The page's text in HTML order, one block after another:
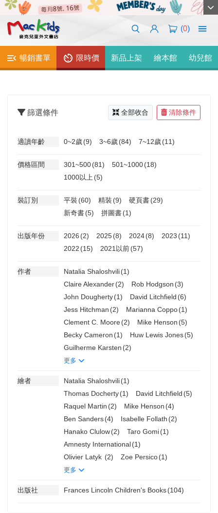
(0)
暢銷書單 限時價 新品上架 繪本館 幼兒館
篩選條件 全部收合 清除條件
適讀年齡 0~2歲(9) 3~6歲(84) 7~12歲(11)
價格區間 301~500(81) 501~1000(18)
1000以上 (5)
裝訂別 平裝 (60) 精裝 (9) 硬頁書(29)
新奇書(5) 拼圖書(1)
出版年份 2026 (2) 2025(8) 2024(8) 2023 (11)
2022 (15) 2021以前(57)
作者 Natalia Shaloshvili(1)
Claire Alexander(2) Rob Hodgson (3)
John Dougherty(1) David Litchfield (6)
Jess Hitchman (2) Marianna Coppo(1)
Clement C. Moore(2) Mike Henson (5)
Becky Cameron (1) Huw Lewis Jones(5)
Guilherme Karsten (2)
更多
繪者 Natalia Shaloshvili(1)
Thomas Docherty(1) David Litchfield (5)
Raquel Martin (2) Mike Henson (4)
Ben Sanders(4) Isabelle Follath (2)
Hanako Clulow(2) Taro Gomi(1)
Amnesty International(1)
Olivier Latyk (2) Zoe Persico(1)
更多
出版社 Frances Lincoln Children's Books(104)